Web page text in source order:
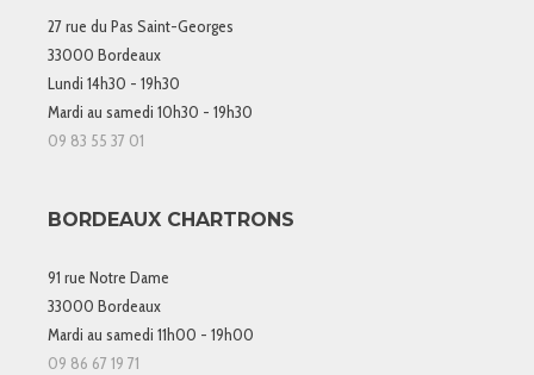
27 rue du Pas Saint-Georges
33000 Bordeaux
Lundi 14h30 - 19h30
Mardi au samedi 10h30 - 19h30
09 83 55 37 01
BORDEAUX CHARTRONS
91 rue Notre Dame
33000 Bordeaux
Mardi au samedi 11h00 - 19h00
09 86 67 19 71